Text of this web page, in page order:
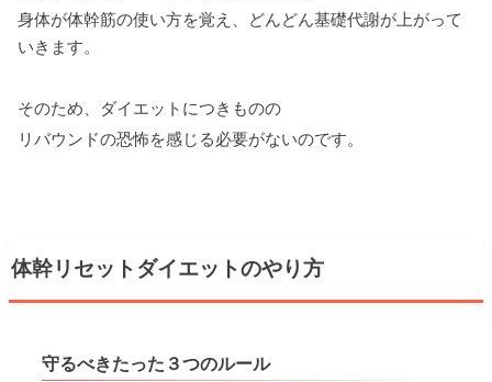
身体が体幹筋の使い方を覚え、どんどん基礎代謝が上がって
いきます。
そのため、ダイエットにつきものの
リバウンドの恐怖を感じる必要がないのです。
体幹リセットダイエットのやり方
守るべきたった３つのルール